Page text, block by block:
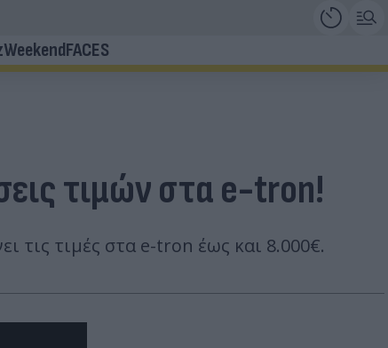
WeekendFACES
τιμών στα e-tron!
τις τιμές στα e-tron έως και 8.000€.